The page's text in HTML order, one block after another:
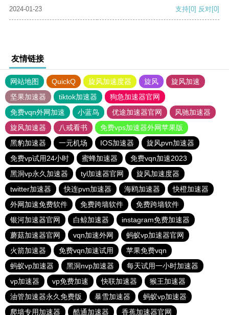
2024-01-23 支持[0] 反对[0]
友情链接
网站地图 QuickQ 旋风加速度器 旋风
旋风加速
坚果加速器
tiktok加速器
狗急加速器官网
免费vqn外网加速
小蓝鸟 优途加速器官网
风驰加速器
旋风加速器
八戒看书
免费vps加速器外网苹果版
黑豹加速器
一元机场 IOS加速器
旋风pvn加速器
免费vp试用24小时
蜜蜂加速器
免费vqn加速2023
黑洞vp永久加速器
tyl加速器官网
旋风加速度器
twitter加速器
快连pvn加速器 海鸥加速器
快橙加速器
外网加速免费软件
免费跨墙软件
免费跨墙软件
银河加速器官网
白鲸加速器
instagram免费加速器
蘑菇加速器官网
vqn加速外网
蚂蚁vp加速器官网
火箭加速器
免费vqn加速试用
苹果免费vqn
蚂蚁vp加速器
黑洞nvp加速器
每天试用一小时加速器
vp加速器
vp免费加速 快联加速器
猴王加速器
油管加速器永久免费版
暴雪加速器
蚂蚁vp加速器
爬墙专用加速器
酷通加速器 香蕉加速器官网